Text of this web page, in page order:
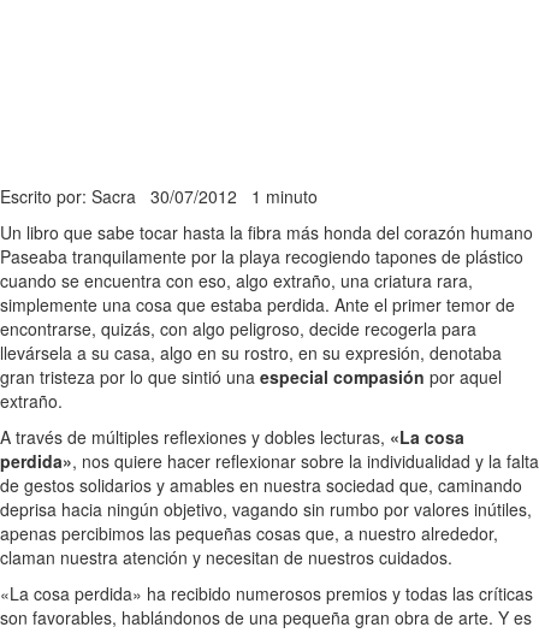
Escrito por: Sacra 30/07/2012 1 minuto
Un libro que sabe tocar hasta la fibra más honda del corazón humano
Paseaba tranquilamente por la playa recogiendo tapones de plástico
cuando se encuentra con eso, algo extraño, una criatura rara,
simplemente una cosa que estaba perdida. Ante el primer temor de
encontrarse, quizás, con algo peligroso, decide recogerla para
llevársela a su casa, algo en su rostro, en su expresión, denotaba
gran tristeza por lo que sintió una especial compasión por aquel
extraño.
A través de múltiples reflexiones y dobles lecturas, «La cosa
perdida», nos quiere hacer reflexionar sobre la individualidad y la falta
de gestos solidarios y amables en nuestra sociedad que, caminando
deprisa hacia ningún objetivo, vagando sin rumbo por valores inútiles,
apenas percibimos las pequeñas cosas que, a nuestro alrededor,
claman nuestra atención y necesitan de nuestros cuidados.
«La cosa perdida» ha recibido numerosos premios y todas las críticas
son favorables, hablándonos de una pequeña gran obra de arte. Y es